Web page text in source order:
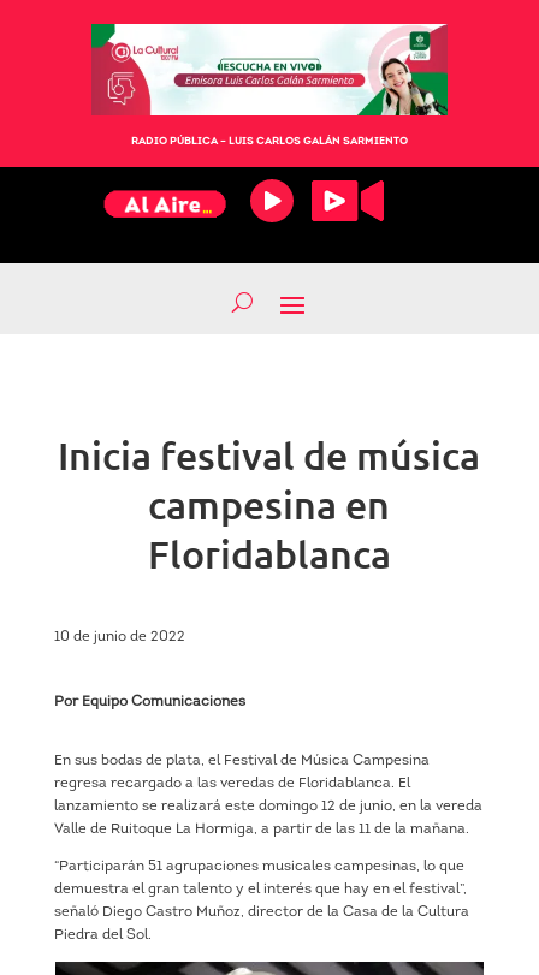
RADIO PÚBLICA – LUIS CARLOS GALÁN SARMIENTO
Inicia festival de música
campesina en
Floridablanca
10 de junio de 2022
Por Equipo Comunicaciones
En sus bodas de plata, el Festival de Música Campesina
regresa recargado a las veredas de Floridablanca. El
lanzamiento se realizará este domingo 12 de junio, en la vereda
Valle de Ruitoque La Hormiga, a partir de las 11 de la mañana.
“Participarán 51 agrupaciones musicales campesinas, lo que
demuestra el gran talento y el interés que hay en el festival”,
señaló Diego Castro Muñoz, director de la Casa de la Cultura
Piedra del Sol.